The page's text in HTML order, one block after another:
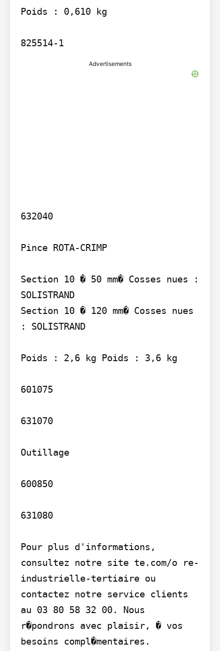
Poids : 0,610 kg
825514-1
Advertisements
632040
Pince ROTA-CRIMP
Section 10 � 50 mm� Cosses nues :
SOLISTRAND
Section 10 � 120 mm� Cosses nues
: SOLISTRAND
Poids : 2,6 kg Poids : 3,6 kg
601075
631070
Outillage
600850
631080
Pour plus d'informations,
consultez notre site te.com/o re-
industrielle-tertiaire ou
contactez notre service clients
au 03 80 58 32 00. Nous
r�pondrons avec plaisir, � vos
besoins compl�mentaires.